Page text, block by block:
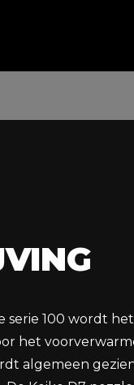
serie 100 wordt het
het
algemeen